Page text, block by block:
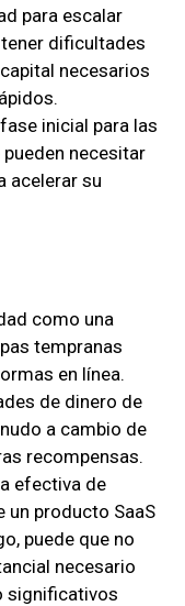
para escalar
dificultades
necesarios
inicial para las
necesitar
acelerar su
como una
tempranas
en línea.
de dinero de
a cambio de
recompensas.
efectiva de
un producto SaaS
puede que no
necesario
significativos